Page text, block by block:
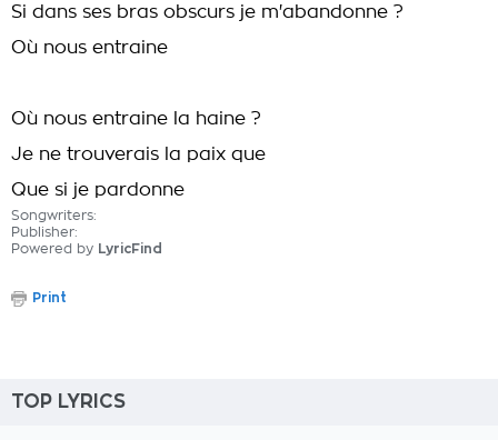
Si dans ses bras obscurs je m'abandonne ?
Où nous entraine
Où nous entraine la haine ?
Je ne trouverais la paix que
Que si je pardonne
Songwriters:
Publisher:
Powered by LyricFind
Print
TOP LYRICS